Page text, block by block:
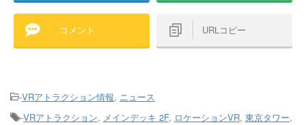
コメント URLコピー
-VRアトラクション情報, ニュース
-VRアトラクション, メインデッキ 2F, ロケーションVR, 東京タワー,